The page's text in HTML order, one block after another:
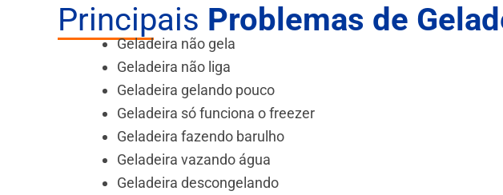
Principais Problemas de
Geladeira não gela
Geladeira não liga
Geladeira gelando pouco
Geladeira só funciona o freezer
Geladeira fazendo barulho
Geladeira vazando água
Geladeira descongelando